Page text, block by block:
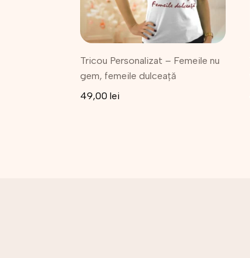
Tricou Personalizat – Femeile nu
gem, femeile dulceață
49,00 lei
pot
alese
în
pagina